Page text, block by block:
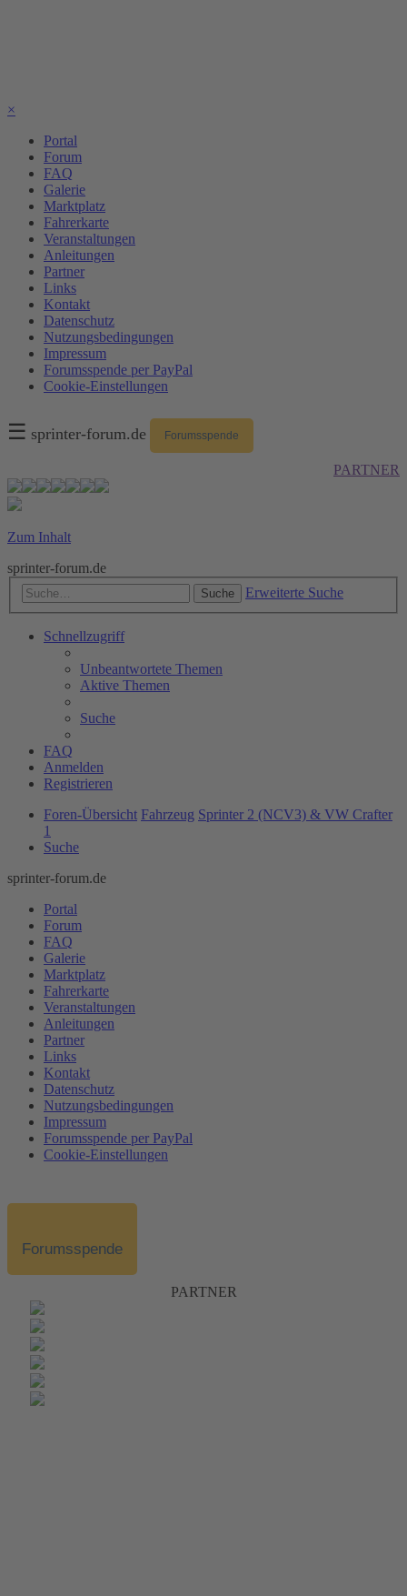
×
Portal
Forum
FAQ
Galerie
Marktplatz
Fahrerkarte
Veranstaltungen
Anleitungen
Partner
Links
Kontakt
Datenschutz
Nutzungsbedingungen
Impressum
Forumsspende per PayPal
Cookie-Einstellungen
☰ sprinter-forum.de Forumsspende
PARTNER
Zum Inhalt
sprinter-forum.de
Suche Erweiterte Suche
Schnellzugriff
Unbeantwortete Themen
Aktive Themen
Suche
FAQ
Anmelden
Registrieren
Foren-Übersicht Fahrzeug Sprinter 2 (NCV3) & VW Crafter
1
Suche
sprinter-forum.de
Portal
Forum
FAQ
Galerie
Marktplatz
Fahrerkarte
Veranstaltungen
Anleitungen
Partner
Links
Kontakt
Datenschutz
Nutzungsbedingungen
Impressum
Forumsspende per PayPal
Cookie-Einstellungen
Forumsspende
PARTNER